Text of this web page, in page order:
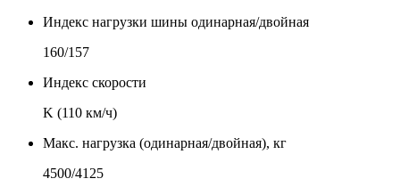
Индекс нагрузки шины одинарная/двойная
160/157
Индекс скорости
K (110 км/ч)
Макс. нагрузка (одинарная/двойная), кг
4500/4125